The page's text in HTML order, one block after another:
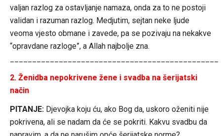
valjan razlog za ostavljanje namaza, onda za to ne postoji
validan i razuman razlog. Medjutim, sejtan neke ljude
veoma vjesto obmane i zavede, pa se pozivaju na nekakve
“opravdane razloge”, a Allah najbolje zna.
2. Ženidba nepokrivene žene i svadba na šerijatski
način
PITANJE:Djevojka koju ću, ako Bog da, uskoro oženiti nije
pokrivena, ali se nadam da će se pokriti. Kakvu svadbu da